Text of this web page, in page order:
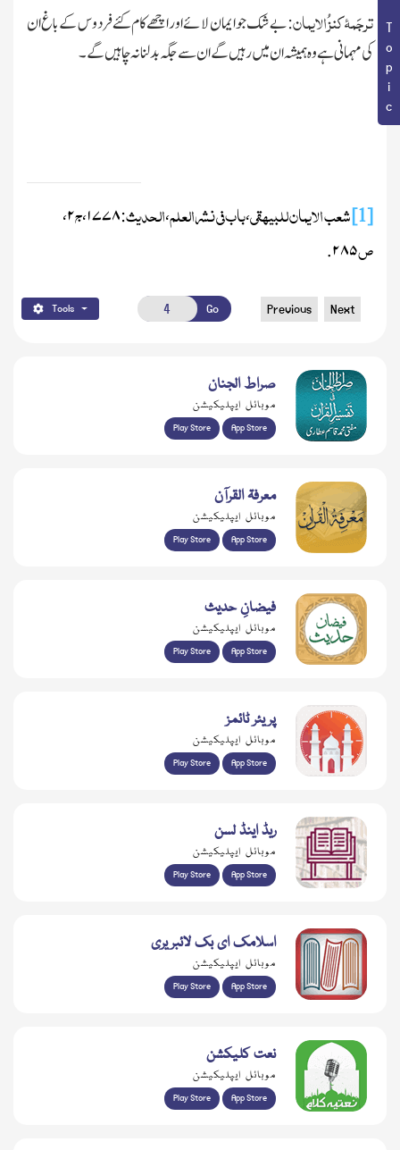
ترجَمۂ کنز ُالایمان: بے شک جو ایمان لائے اور اچھے کام کئے فردوس کے باغ ان
کی مہمانی ہے وہ ہمیشہ ان میں رہیں گے ان سے جگہ بدلنا نہ چا ہیں گے۔
[1]شعب الایمان للبیہقی،باب فی نشرالعلم،الحدیث:۱۷۷۸،ج۲،
ص۲۸۵.
Tools Go Previous Next
صراط الجنان
موبائل ایپلیکیشن
Play Store App Store
معرفۃ القرآن
موبائل ایپلیکیشن
Play Store App Store
فیضانِ حدیث
موبائل ایپلیکیشن
Play Store App Store
پریئر ٹائمز
موبائل ایپلیکیشن
Play Store App Store
ریڈ اینڈ لسن
موبائل ایپلیکیشن
Play Store App Store
اسلامک ای بک لائبریری
موبائل ایپلیکیشن
Play Store App Store
نعت کلیکشن
موبائل ایپلیکیشن
Play Store App Store